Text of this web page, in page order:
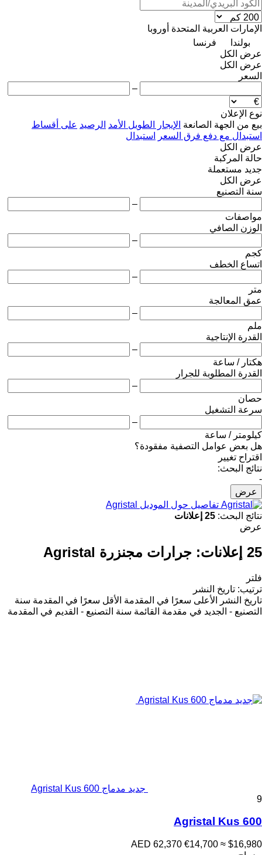
الإمارات العربية المتحدة أوروبا
بولندا
فرنسا
عرض الكل
عرض الكل
السعر
–
نوع الإعلان
بيع من الجهة الصانعة الإيجار الطويل الأمد الرصيد على أقساط
استبدال مع دفع فرق السعر
استبدال
عرض الكل
حالة المركبة
جديد مستعملة
عرض الكل
سنة التصنيع
–
مواصفات
الوزن الصافي
–
كجم
اتساع الخطف
–
متر
عمق المعالجة
–
ملم
القدرة الإنتاجية
–
هكتار / ساعة
القدرة المطلوبة للجرار
–
حصان
سرعة التشغيل
–
كيلومتر / ساعة
هل بعض عوامل التصفية مفقودة؟
اقتراح تغيير
نتائج البحث:
-
عرض
تفاصيل حول الموديل Agristal
نتائج البحث: 25 إعلانات
عرض
25 إعلانات: جرارات مجنزرة Agristal
فلتر
ترتيب: تاريخ النشر
تاريخ النشر
الأعلى سعرًا في المقدمة الأقل سعرًا في المقدمة سنة
التصنيع - الجديد في مقدمة القائمة سنة التصنيع - القديم في المقدمة
جديد مدماج Agristal Kus 600
9
Agristal Kus 600
AED 62,370 €14,700 ≈ $16,980